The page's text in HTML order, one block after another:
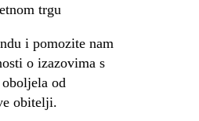
trgu
i pomozite nam
o izazovima s
od
obitelji.